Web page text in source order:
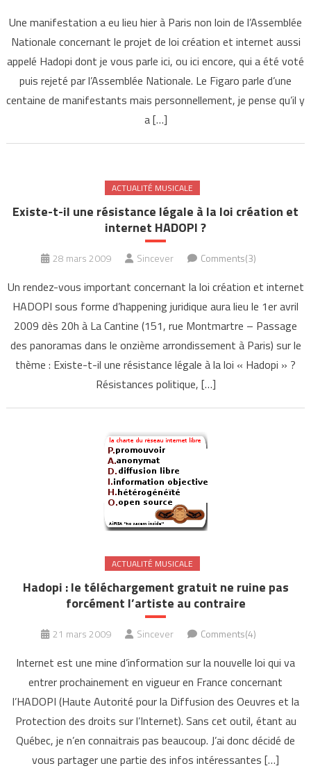
Une manifestation a eu lieu hier à Paris non loin de l’Assemblée
Nationale concernant le projet de loi création et internet aussi
appelé Hadopi dont je vous parle ici, ou ici encore, qui a été voté
puis rejeté par l’Assemblée Nationale. Le Figaro parle d’une
centaine de manifestants mais personnellement, je pense qu’il y
a […]
ACTUALITÉ MUSICALE
Existe-t-il une résistance légale à la loi création et
internet HADOPI ?
28 mars 2009 Sincever Comments(3)
Un rendez-vous important concernant la loi création et internet
HADOPI sous forme d’happening juridique aura lieu le 1er avril
2009 dès 20h à La Cantine (151, rue Montmartre – Passage
des panoramas dans le onzième arrondissement à Paris) sur le
thème : Existe-t-il une résistance légale à la loi « Hadopi » ?
Résistances politique, […]
ACTUALITÉ MUSICALE
Hadopi : le téléchargement gratuit ne ruine pas
forcément l’artiste au contraire
21 mars 2009 Sincever Comments(4)
Internet est une mine d’information sur la nouvelle loi qui va
entrer prochainement en vigueur en France concernant
l’HADOPI (Haute Autorité pour la Diffusion des Oeuvres et la
Protection des droits sur l’Internet). Sans cet outil, étant au
Québec, je n’en connaitrais pas beaucoup. J’ai donc décidé de
vous partager une partie des infos intéressantes […]